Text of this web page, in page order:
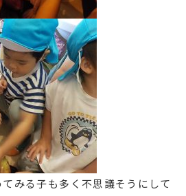
みる子も多く不思議そうにして